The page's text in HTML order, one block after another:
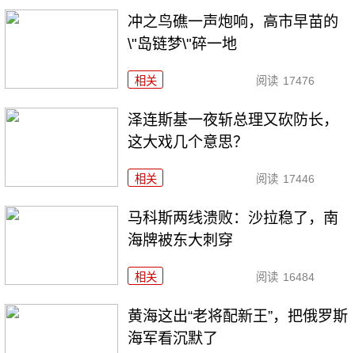
冲之鸟礁一声炮响，高市早苗的
\"岛链梦\"碎一地
相关 阅读 17476
泽连斯基一夜斩总理又砍防长，
这大戏几个意思？
相关 阅读 17446
马科斯两线溃败：沙拉稳了，南
海牌被东大刺穿
相关 阅读 16484
黄海这出“老将配新王”，把俄罗斯
海军看沉默了